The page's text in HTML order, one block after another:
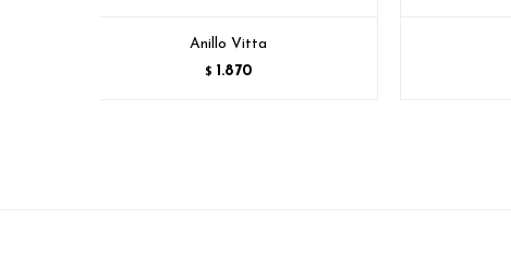
Anillo Vitta
$ 1.870